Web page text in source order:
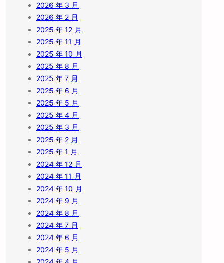
2026 年 3 月
2026 年 2 月
2025 年 12 月
2025 年 11 月
2025 年 10 月
2025 年 8 月
2025 年 7 月
2025 年 6 月
2025 年 5 月
2025 年 4 月
2025 年 3 月
2025 年 2 月
2025 年 1 月
2024 年 12 月
2024 年 11 月
2024 年 10 月
2024 年 9 月
2024 年 8 月
2024 年 7 月
2024 年 6 月
2024 年 5 月